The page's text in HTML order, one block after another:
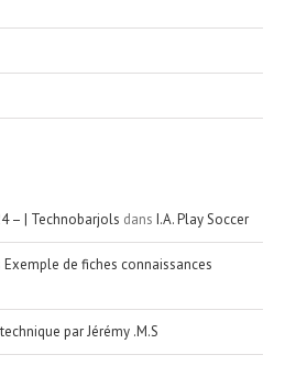
– | Technobarjols dans I.A. Play Soccer
Exemple de fiches connaissances
technique par Jérémy .M.S